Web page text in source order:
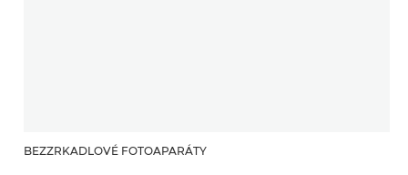
BEZZRKADLOVÉ FOTOAPARÁTY